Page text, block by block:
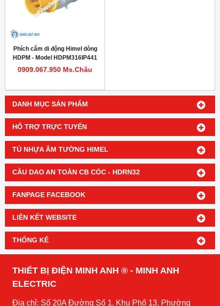
DANH MỤC SẢN PHẨM
HỔ TRỢ TRỰC TUYẾN
TỦ NHỰA ÂM TƯỜNG HIMEL
CẦU DAO AN TOÀN CB CÓC - HDRN32
FANPAGE FACEBOOK
LIÊN KẾT WEBSITE
THỐNG KÊ
Phích cắm di động Himel dòng
HDPM - Model HDPM316IP441
0909.067.950 Ms.Châu
THIẾT BỊ ĐIỆN MINH ANH ® - MINH ANH
ELECTRIC
Địa chỉ: Số 20A Đường Số 1, Khu Phố 13, Phường